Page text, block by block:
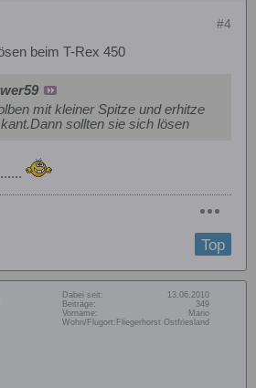
#4
beim T-Rex 450
mit kleiner Spitze und erhitze
sollten sie sich lösen
Top
Dabei seit:
13.06.2010
Beiträge:
349
Vorname:
Mario
Wohn/Flugort: Fliegerhorst Ostfriesland